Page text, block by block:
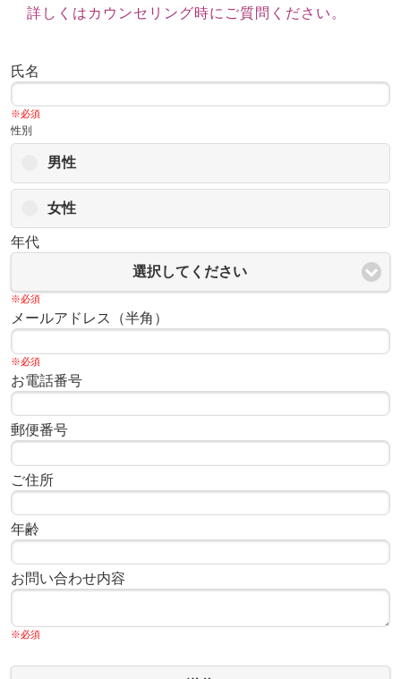
詳しくはカウンセリング時にご質問ください。
氏名
※必須
性別
男性
女性
年代
選択してください
※必須
メールアドレス（半角）
※必須
お電話番号
郵便番号
ご住所
年齢
お問い合わせ内容
※必須